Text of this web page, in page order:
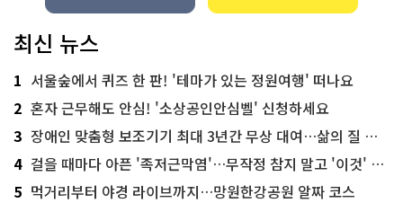
최신 뉴스
1 서울숲에서 퀴즈 한 판! '테마가 있는 정원여행' 떠나요
2 혼자 근무해도 안심! '소상공인안심벨' 신청하세요
3 장애인 맞춤형 보조기기 최대 3년간 무상 대여…삶의 질 높인다
4 걸을 때마다 아픈 '족저근막염'…무작정 참지 말고 '이것' 해보세요!
5 먹거리부터 야경 라이브까지…망원한강공원 알짜 코스